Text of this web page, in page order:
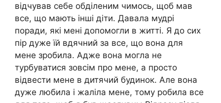
відчував себе обділеним чимось, щоб мав
все, що мають інші діти. Давала мудрі
поради, які мені допомогли в житті. Я до сих
пір дуже їй вдячний за все, що вона для
мене зробила. Адже вона могла не
турбуватися зовсім про мене, а просто
відвести мене в дитячий будинок. Але вона
дуже любила і жаліла мене, тому робила все